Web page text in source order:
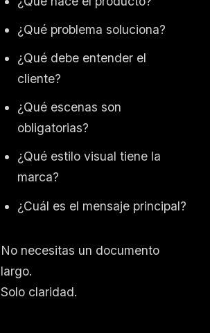
¿Qué problema soluciona?
¿Qué debe entender el
cliente?
¿Qué escenas son
obligatorias?
¿Qué estilo visual tiene la
marca?
¿Cuál es el mensaje principal?
No necesitas un documento
largo.
Solo claridad.